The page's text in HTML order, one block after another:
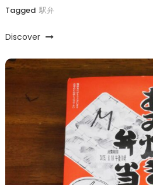
Tagged 駅弁
Discover